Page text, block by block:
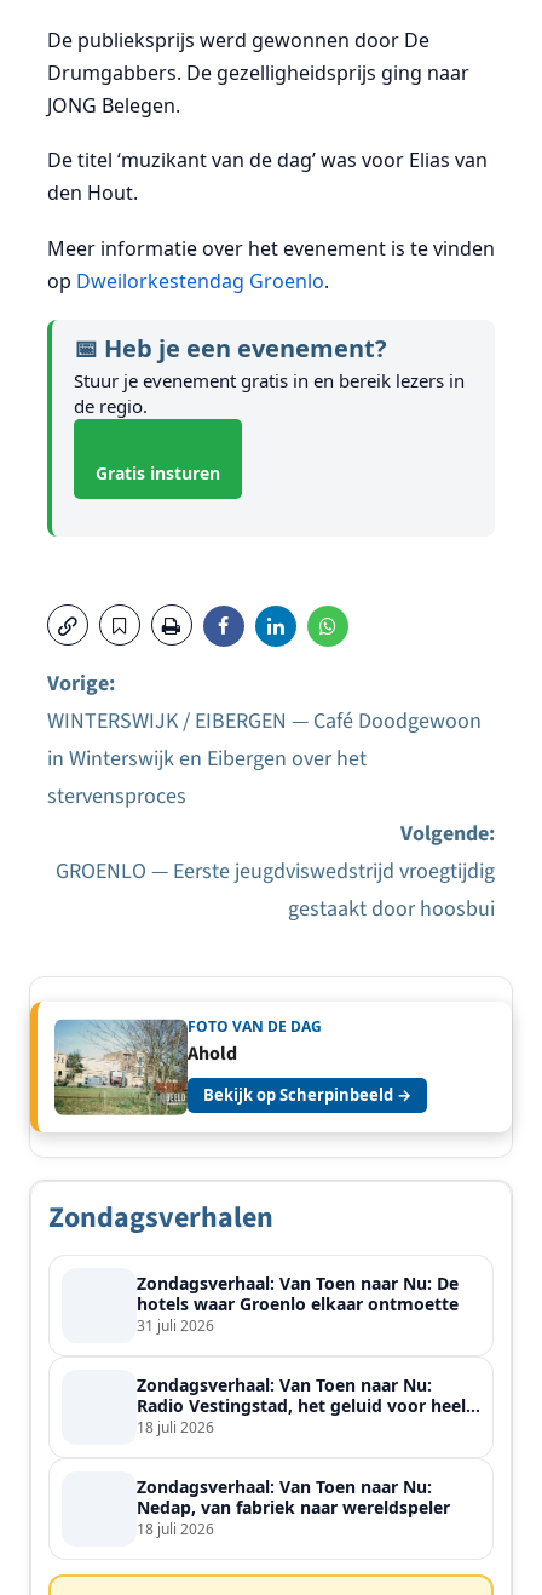
De publieksprijs werd gewonnen door De
Drumgabbers. De gezelligheidsprijs ging naar
JONG Belegen.
De titel ‘muzikant van de dag’ was voor Elias van
den Hout.
Meer informatie over het evenement is te vinden
op Dweilorkestendag Groenlo.
📅 Heb je een evenement?
Stuur je evenement gratis in en bereik lezers in
de regio.
Gratis insturen
Bericht
navigatie
Vorige:
WINTERSWIJK / EIBERGEN — Café Doodgewoon
in Winterswijk en Eibergen over het
stervensproces
Volgende:
GROENLO — Eerste jeugdviswedstrijd vroegtijdig
gestaakt door hoosbui
FOTO VAN DE DAG
Ahold
Bekijk op Scherpinbeeld →
Zondagsverhalen
Zondagsverhaal: Van Toen naar Nu: De
hotels waar Groenlo elkaar ontmoette
31 juli 2026
Zondagsverhaal: Van Toen naar Nu:
Radio Vestingstad, het geluid voor heel
de streek
18 juli 2026
Zondagsverhaal: Van Toen naar Nu:
Nedap, van fabriek naar wereldspeler
18 juli 2026